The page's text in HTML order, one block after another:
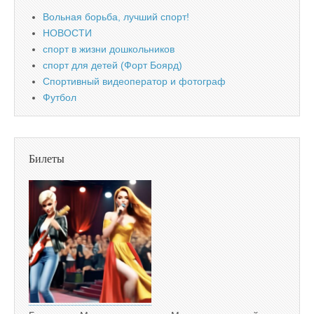
Вольная борьба, лучший спорт!
НОВОСТИ
спорт в жизни дошкольников
спорт для детей (Форт Боярд)
Спортивный видеоператор и фотограф
Футбол
Билеты